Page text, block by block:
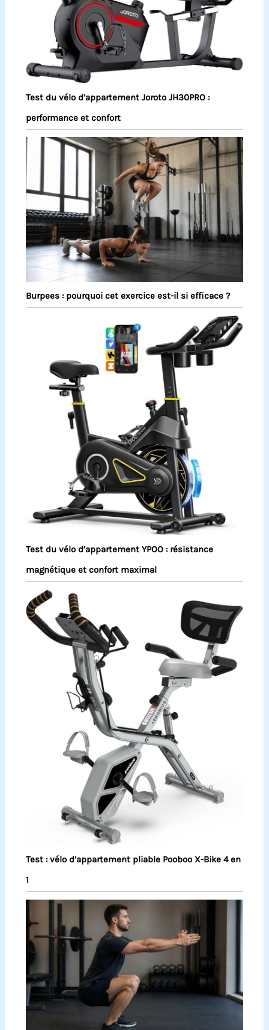
Test du vélo d’appartement Joroto JH30PRO :
performance et confort
Burpees : pourquoi cet exercice est-il si efficace ?
Test du vélo d’appartement YPOO : résistance
magnétique et confort maximal
Test : vélo d’appartement pliable Pooboo X-Bike 4 en
1